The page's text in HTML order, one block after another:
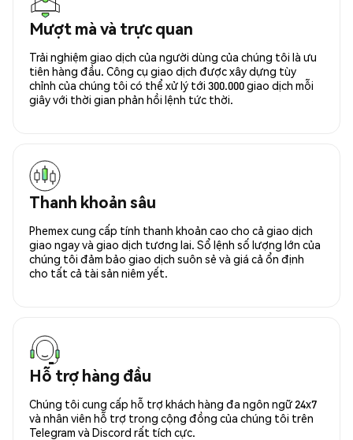
Mượt mà và trực quan
Trải nghiệm giao dịch của người dùng của chúng tôi là ưu
tiên hàng đầu. Công cụ giao dịch được xây dựng tùy
chỉnh của chúng tôi có thể xử lý tới 300.000 giao dịch mỗi
giây với thời gian phản hồi lệnh tức thời.
Thanh khoản sâu
Phemex cung cấp tính thanh khoản cao cho cả giao dịch
giao ngay và giao dịch tương lai. Sổ lệnh số lượng lớn của
chúng tôi đảm bảo giao dịch suôn sẻ và giá cả ổn định
cho tất cả tài sản niêm yết.
Hỗ trợ hàng đầu
Chúng tôi cung cấp hỗ trợ khách hàng đa ngôn ngữ 24x7
và nhân viên hỗ trợ trong cộng đồng của chúng tôi trên
Telegram và Discord rất tích cực.